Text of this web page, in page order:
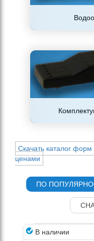
Скачать каталог форм
ценами
В наличии